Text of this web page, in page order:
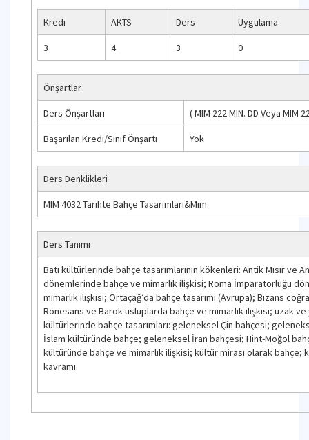
Kredi AKTS Ders Uygulama
3 4 3 0
Önşartlar
Ders Önşartları (MIM 222MIN. DD Veya MIM
Başarılan Kredi/Sınıf Önşartı Yok
Ders Denklikleri
MIM 4032 Tarihte Bahçe Tasarımları&Mim.
Ders Tanımı
Batı kültürlerinde bahçe tasarımlarının kökenleri: Antik Mısır ve
dönemlerinde bahçe ve mimarlık ilişkisi; Roma İmparatorluğu
mimarlık ilişkisi; Ortaçağ’da bahçe tasarımı (Avrupa); Bizans
Rönesans ve Barok üsluplarda bahçe ve mimarlık ilişkisi; uzak ve
kültürlerinde bahçe tasarımları: geleneksel Çin bahçesi;
İslam kültüründe bahçe; geleneksel İran bahçesi; Hint-Moğol
kültüründe bahçe ve mimarlık ilişkisi; kültür mirası olarak bahçe;
kavramı.